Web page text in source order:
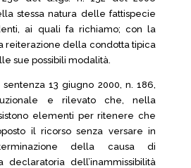
stessa natura delle fattispecie
ai quali fa richiamo; con la
reiterazione della condotta tipica
sue possibili modalità.
13 giugno 2000, n. 186,
e rilevato che, nella
elementi per ritenere che
il ricorso senza versare in
della causa di
declaratoria dell’inammissibilità